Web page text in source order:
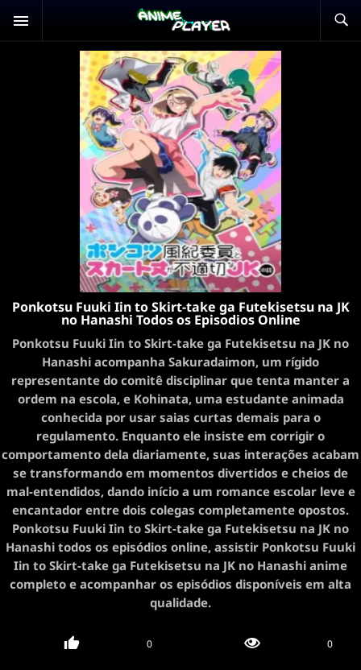
Ponkotsu Fuuki Iin to Skirt-take ga Futekisetsu na JK
no Hanashi Todos os Episodios Online
Ponkotsu Fuuki Iin to Skirt-take ga Futekisetsu na JK no
Hanashi acompanha Sakuradaimon, um rígido
representante do comitê disciplinar que tenta manter a
ordem na escola, e Kohinata, uma estudante animada
conhecida por usar saias curtas demais para o
regulamento. Enquanto ele insiste em corrigir o
comportamento dela diariamente, suas interações acabam
se transformando em momentos divertidos e cheios de
mal-entendidos, dando início a um romance escolar leve e
encantador entre dois colegas completamente opostos.
Ponkotsu Fuuki Iin to Skirt-take ga Futekisetsu na JK no
Hanashi todos os episódios online, assistir Ponkotsu Fuuki
Iin to Skirt-take ga Futekisetsu na JK no Hanashi anime
completo e acompanhar os episódios disponíveis em alta
qualidade.
0 0